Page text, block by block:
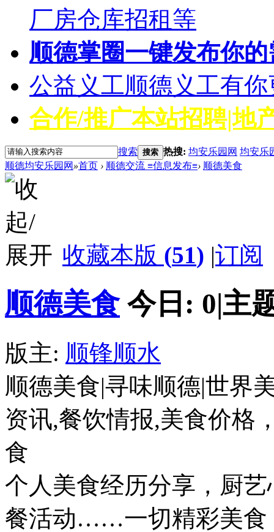
厂房仓库招租等
顺德掌圈一键发布你
公益义工顺德义工有
合作/推广本站招聘|地
搜索 搜索 热搜: 均安乐园网 均安乐
顺德均安乐园网 »首页 › 顺德交流 ≡信息发布≡› 顺德美食
收藏本版 (51) |订阅
顺德美食 今日: 0|主
版主: 顺锋顺水
顺德美食|寻味顺德|世界
资讯,餐饮情报,美食价格
食
个人美食经历分享，厨
餐活动……一切精彩美食